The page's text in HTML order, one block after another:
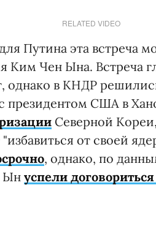
RELATED VIDEO
Путина эта встреча
Ким Чен Ына. Встреча
однако в КНДР
президентом США в
Северной
"избавиться от своей
, однако, по
Ын успели